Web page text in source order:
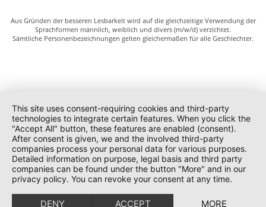
Aus Gründen der besseren Lesbarkeit wird auf die gleichzeitige Verwendung der
Sprachformen männlich, weiblich und divers (m/w/d) verzichtet.
Sämtliche Personenbezeichnungen gelten gleichermaßen für alle Geschlechter.
This site uses consent-requiring cookies and third-party
technologies to integrate certain features. When you click the
"Accept All" button, these features are enabled (consent).
After consent is given, we and the involved third-party
companies process your personal data for various purposes.
Detailed information on purpose, legal basis and third party
companies can be found under the button "More" and in our
privacy policy. You can revoke your consent at any time.
DENY ACCEPT MORE